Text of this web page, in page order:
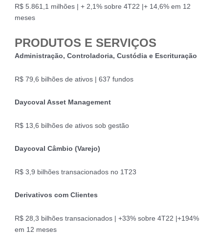
R$ 5.861,1 milhões | + 2,1% sobre 4T22 |+ 14,6% em 12
meses
PRODUTOS E SERVIÇOS
Administração, Controladoria, Custódia e Escrituração
R$ 79,6 bilhões de ativos | 637 fundos
Daycoval Asset Management
R$ 13,6 bilhões de ativos sob gestão
Daycoval Câmbio (Varejo)
R$ 3,9 bilhões transacionados no 1T23
Derivativos com Clientes
R$ 28,3 bilhões transacionados | +33% sobre 4T22 |+194%
em 12 meses